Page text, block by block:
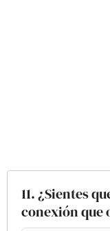
11. ¿Sientes
conexión que